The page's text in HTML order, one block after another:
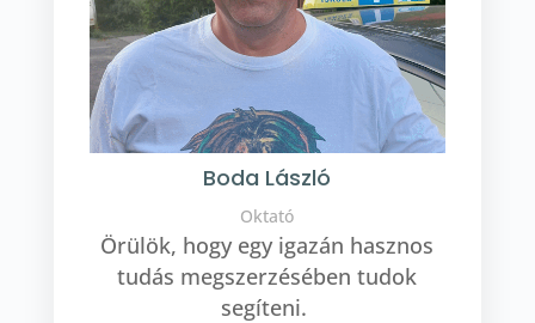
Boda László
Oktató
Örülök, hogy egy igazán hasznos
tudás megszerzésében tudok
segíteni.